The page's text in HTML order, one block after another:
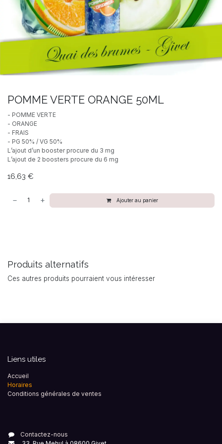
POMME VERTE ORANGE 50ML
- POMME VERTE
- ORANGE
- FRAIS
- PG 50% / VG 50%
L’ajout d’un booster procure du 3 mg
L’ajout de 2 boosters procure du 6 mg
16,63 €
Ajouter au panier
Produits alternatifs
Ces autres produits pourraient vous intéresser
Liens utiles
Accueil
Horaires
Conditions générales de ventes
Contactez-nous